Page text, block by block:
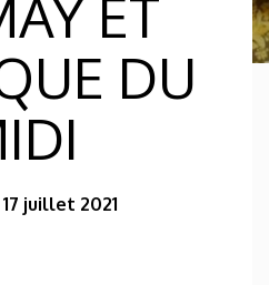
ET
DU
juillet 2021